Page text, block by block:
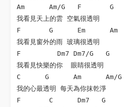
Am      Am/G   F       G
我看見天上的雲 空氣很透明
F       G      Em      Am
我看見窗外的雨 玻璃很透明
F         Dm7 Dm7/G   G
我看見快樂的你  眼睛很透明
C      G      Am      Am/G
我的心最透明 每天為你抹乾淨
F       C      Dm7   G